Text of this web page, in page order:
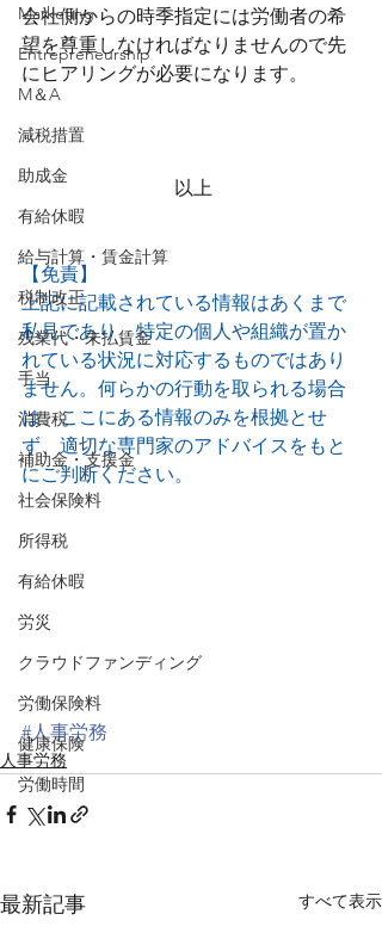
Marketing
Entrepreneurship
M＆A
減税措置
助成金
有給休暇
給与計算・賃金計算
税制改正
残業代・未払賃金
手当
消費税
補助金・支援金
社会保険料
所得税
有給休暇
労災
クラウドファンディング
労働保険料
健康保険
労働時間
会社側からの時季指定には労働者の希
望を尊重しなければなりませんので先
にヒアリングが必要になります。
以上
【免責】
上記に記載されている情報はあくまで
私見であり、特定の個人や組織が置か
れている状況に対応するものではあり
ません。何らかの行動を取られる場合
は、ここにある情報のみを根拠とせ
ず、適切な専門家のアドバイスをもと
にご判断ください。
#人事労務
人事労務
最新記事 すべて表示